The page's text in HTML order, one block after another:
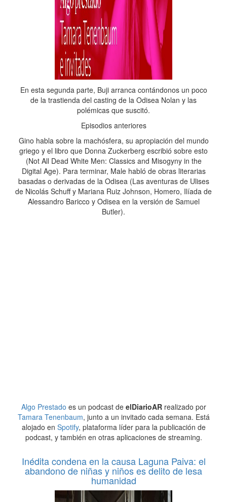
En esta segunda parte, Buji arranca contándonos un poco
de la trastienda del casting de la Odisea Nolan y las
polémicas que suscitó.
Episodios anteriores
Gino habla sobre la machósfera, su apropiación del mundo
griego y el libro que Donna Zuckerberg escribió sobre esto
(Not All Dead White Men: Classics and Misogyny in the
Digital Age). Para terminar, Male habló de obras literarias
basadas o derivadas de la Odisea (Las aventuras de Ulises
de Nicolás Schuff y Mariana Ruiz Johnson, Homero, Ilíada de
Alessandro Baricco y Odisea en la versión de Samuel
Butler).
Algo Prestado es un podcast de elDiarioARrealizado por
Tamara Tenenbaum, junto a un invitado cada semana. Está
alojado en Spotify, plataforma líder para la publicación de
podcast, y también en otras aplicaciones de streaming.
Inédita condena en la causa Laguna Paiva: el
abandono de niñas y niños es delito de lesa
humanidad